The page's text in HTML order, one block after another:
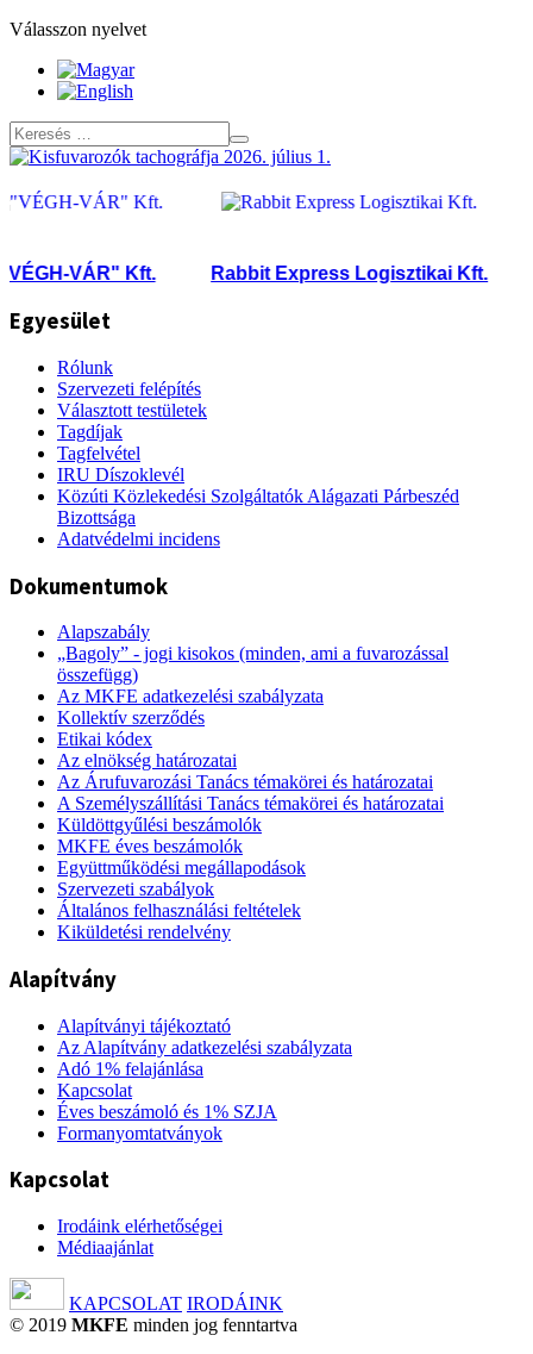
Válasszon nyelvet
VÁR" Kft. Rabbit Express Logisztikai Kft.
Egyesület
Rólunk
Szervezeti felépítés
Választott testületek
Tagdíjak
Tagfelvétel
IRU Díszoklevél
Közúti Közlekedési Szolgáltatók Alágazati Párbeszéd
Bizottsága
Adatvédelmi incidens
Dokumentumok
Alapszabály
„Bagoly” - jogi kisokos (minden, ami a fuvarozással
összefügg)
Az MKFE adatkezelési szabályzata
Kollektív szerződés
Etikai kódex
Az elnökség határozatai
Az Árufuvarozási Tanács témakörei és határozatai
A Személyszállítási Tanács témakörei és határozatai
Küldöttgyűlési beszámolók
MKFE éves beszámolók
Együttműködési megállapodások
Szervezeti szabályok
Általános felhasználási feltételek
Kiküldetési rendelvény
Alapítvány
Alapítványi tájékoztató
Az Alapítvány adatkezelési szabályzata
Adó 1% felajánlása
Kapcsolat
Éves beszámoló és 1% SZJA
Formanyomtatványok
Kapcsolat
Irodáink elérhetőségei
Médiaajánlat
KAPCSOLAT IRODÁINK
© 2019 MKFE minden jog fenntartva